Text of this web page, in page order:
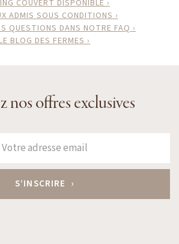
nos offres exclusives
COUVERT DISPONIBLE ›
ADMIS SOUS CONDITIONS ›
QUESTIONS DANS NOTRE FAQ ›
BLOG DES FERMES ›